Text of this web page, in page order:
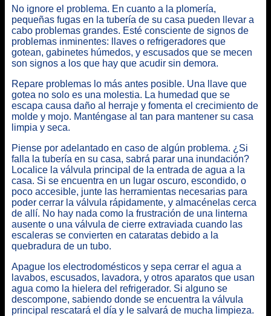
No ignore el problema. En cuanto a la plomería,
pequeñas fugas en la tubería de su casa pueden llevar a
cabo problemas grandes. Esté consciente de signos de
problemas inminentes: llaves o refrigeradores que
gotean, gabinetes húmedos, y escusados que se mecen
son signos a los que hay que acudir sin demora.
Repare problemas lo más antes posible. Una llave que
gotea no solo es una molestia. La humedad que se
escapa causa daño al herraje y fomenta el crecimiento de
molde y mojo. Manténgase al tan para mantener su casa
limpia y seca.
Piense por adelantado en caso de algún problema. ¿Si
falla la tubería en su casa, sabrá parar una inundación?
Localice la válvula principal de la entrada de agua a la
casa. Si se encuentra en un lugar oscuro, escondido, o
poco accesible, junte las herramientas necesarias para
poder cerrar la válvula rápidamente, y almacénelas cerca
de allí. No hay nada como la frustración de una linterna
ausente o una válvula de cierre extraviada cuando las
escaleras se convierten en cataratas debido a la
quebradura de un tubo.
Apague los electrodomésticos y sepa cerrar el agua a
lavabos, escusados, lavadora, y otros aparatos que usan
agua como la hielera del refrigerador. Si alguno se
descompone, sabiendo donde se encuentra la válvula
principal rescatará el día y le salvará de mucha limpieza.